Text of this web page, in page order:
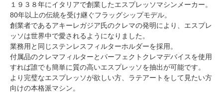
１９３８年にイタリアで創業したエスプレッソマシンメーカー。
80年以上の伝統を受け継ぐフラッグシップモデル。
創業者であるアキーレガジア氏のクレマの発明により、エスプレ
ッソは世界中で愛されるようになりました。
業務用と同じステンレスフィルターホルダーを採用。
付属品のクレマフィルターとパーフェクトクレマデバイスを使用
すれば誰でも簡単に質の高いエスプレッソを抽出が可能です。
より完璧なエスプレッソが欲しい方、ラテアートをして見たい方
向けの本格派マシン。